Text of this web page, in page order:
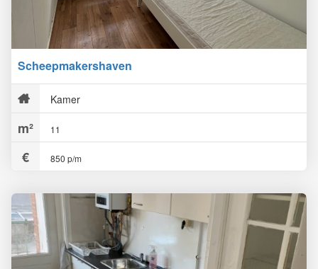
Scheepmakershaven
Kamer
11
850 p/m